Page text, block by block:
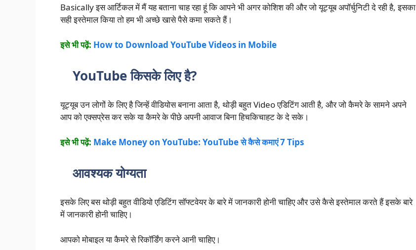
Basically इस आर्टिकल में मैं यह बताना चाह रहा हूं कि आपने भी अगर कोशिश की और जो यूट्यूब अपॉर्चुनिटी दे रही है, इसका
सही इस्तेमाल किया तो हम भी अच्छे खासे पैसे कमा सकते हैं।
इसे भी पढ़ें: How to Download YouTube Videos in Mobile
YouTube किसके लिए है?
यूट्यूब उन लोगों के लिए है जिन्हें वीडियोस बनाना आता है, थोड़ी बहुत Video एडिटिंग आती है, और जो कैमरे के सामने अपने
आप को एक्सप्रेस कर सके या कैमरे के पीछे अपनी आवाज बिना हिचकिचाहट के दे सके।
इसे भी पढ़ें: Make Money on YouTube: YouTube से कैसे कमाएं 7 Tips
आवश्यक योग्यता
इसके लिए बस थोड़ी बहुत वीडियो एडिटिंग सॉफ्टवेयर के बारे में जानकारी होनी चाहिए और उसे कैसे इस्तेमाल करते हैं इसके बारे
में जानकारी होनी चाहिए।
आपको मोबाइल या कैमरे से रिकॉर्डिंग करने आनी चाहिए।